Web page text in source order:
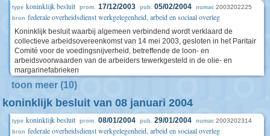
type koninklijk besluit prom. 17/12/2003 pub. 05/02/2004 numac 2003202225
bron federale overheidsdienst werkgelegenheid, arbeid en sociaal overleg
Koninklijk besluit waarbij algemeen verbindend wordt verklaard de
collectieve arbeidsovereenkomst van 14 mei 2003, gesloten in het Paritair
Comité voor de voedingsnijverheid, betreffende de loon- en
arbeidsvoorwaarden van de arbeiders tewerkgesteld in de olie- en
margarinefabrieken
toon meer (10)
koninklijk besluit van 08 januari 2004
type koninklijk besluit prom. 08/01/2004 pub. 29/01/2004 numac 2003202314
bron federale overheidsdienst werkgelegenheid, arbeid en sociaal overleg